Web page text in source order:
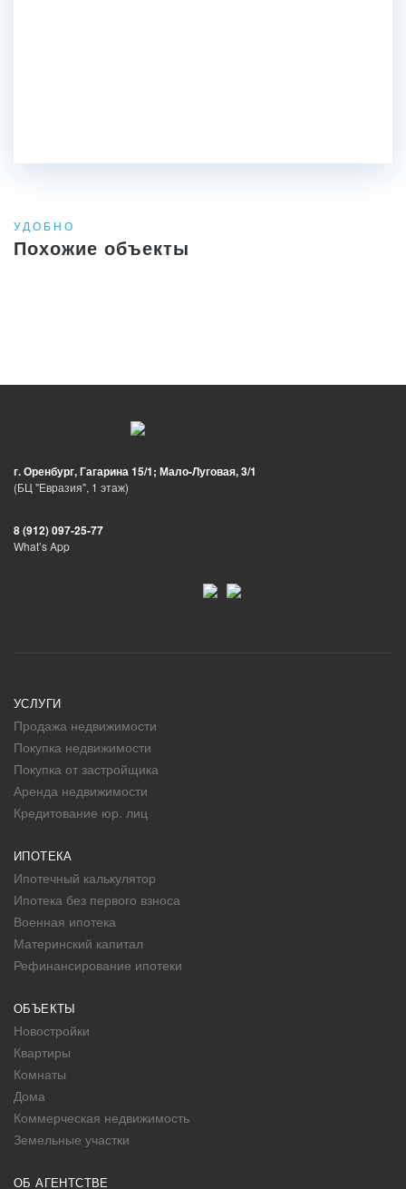
УДОБНО
Похожие объекты
г. Оренбург, Гагарина 15/1; Мало-Луговая, 3/1
(БЦ "Евразия", 1 этаж)
8 (912) 097-25-77
What’s App
УСЛУГИ
Продажа недвижимости
Покупка недвижимости
Покупка от застройщика
Аренда недвижимости
Кредитование юр. лиц
ИПОТЕКА
Ипотечный калькулятор
Ипотека без первого взноса
Военная ипотека
Материнский капитал
Рефинансирование ипотеки
ОБЪЕКТЫ
Новостройки
Квартиры
Комнаты
Дома
Коммерческая недвижимость
Земельные участки
ОБ АГЕНТСТВЕ